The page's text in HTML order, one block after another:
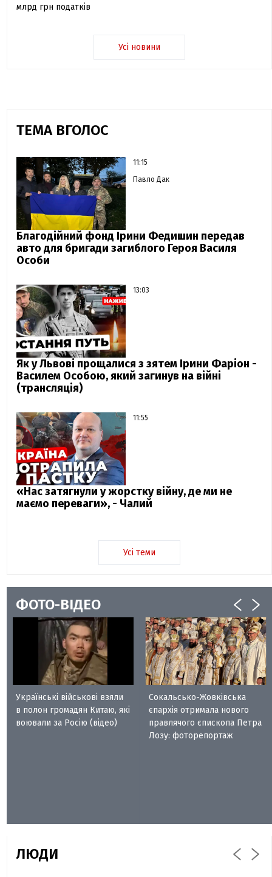
млрд грн податків
Усі новини
ТЕМА ВГОЛОС
11:15
Павло Дак
Благодійний фонд Ірини Федишин передав
авто для бригади загиблого Героя Василя
Особи
13:03
Як у Львові прощалися з зятем Ірини Фаріон -
Василем Особою, який загинув на війні
(трансляція)
11:55
«Нас затягнули у жорстку війну, де ми не
маємо переваги», - Чалий
Усі теми
ФОТО-ВІДЕО
Українські військові взяли
в полон громадян Китаю, які
воювали за Росію (відео)
Сокальсько-Жовківська
єпархія отримала нового
правлячого єпископа Петра
Лозу: фоторепортаж
ЛЮДИ